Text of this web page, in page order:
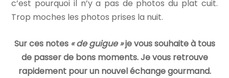
c’est pourquoi il n’y a pas de photos du plat cuit.
Trop moches les photos prises la nuit.
Sur ces notes « de guigue »je vous souhaite à tous
de passer de bons moments. Je vous retrouve
rapidement pour un nouvel échange gourmand.